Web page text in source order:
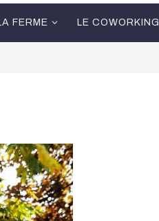
FERME LE COWORKING